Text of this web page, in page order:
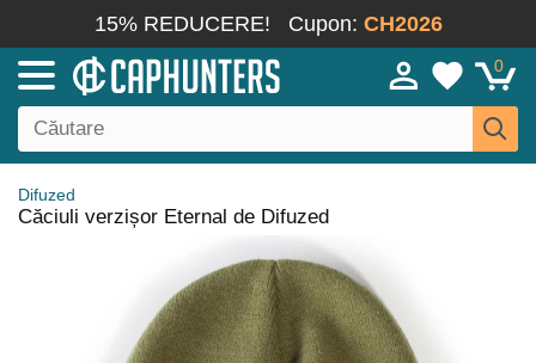
15% REDUCERE! Cupon: CH2026
0
Difuzed
Căciuli verzișor Eternal de Difuzed